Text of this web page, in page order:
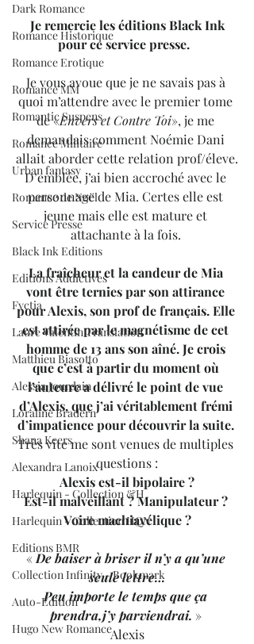
Dark Romance
Romance Historique
Romance Erotique
Romance MM
Romantic Suspens
Romance Militaire
Urban fantasy
Romance de Noël
Service Presse
Black Ink Editions
Editions Addictives
Fyctia
Laure Valentin Translation
Matthieu Biasotto
Alessia Jourdain
Loraline Bradern
Shana Keers
Alexandra Lanoix
Harlequin - Collection &H
Harlequin - Collection HQN
Editions BMR
Collection Infinity - Bookmark
Auto-Edition
Hugo New Romance
Je remercie les éditions Black Ink
pour ce service presse.
Je vous avoue que je ne savais pas à
quoi m’attendre avec le premier tome
de «Envers et Contre Toi», je me
demandais comment Noémie Dani
allait aborder cette relation prof/éleve.
D’emblée, j’ai bien accroché avec le
personnage de Mia. Certes elle est
jeune mais elle est mature et
attachante à la fois.
La fraîcheur et la candeur de Mia
vont être ternies par son attirance
pour Alexis, son prof de français. Elle
est attirée par le magnétisme de cet
homme de 13 ans son aîné. Je crois
que c’est à partir du moment où
l’auteure a délivré le point de vue
d’Alexis, que j’ai véritablement frémi
d’impatience pour découvrir la suite.
Très vite me sont venues de multiples
questions :
Alexis est-il bipolaire ?
Est-il malveillant ? Manipulateur ?
Voire machiavélique ?
« De baiser à briser il n’y a qu’une
seule lettre…
Peu importe le temps que ça
prendra,j’y parviendrai. »
Alexis